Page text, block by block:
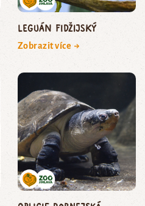
leguán fidžijský
Zobrazit více →